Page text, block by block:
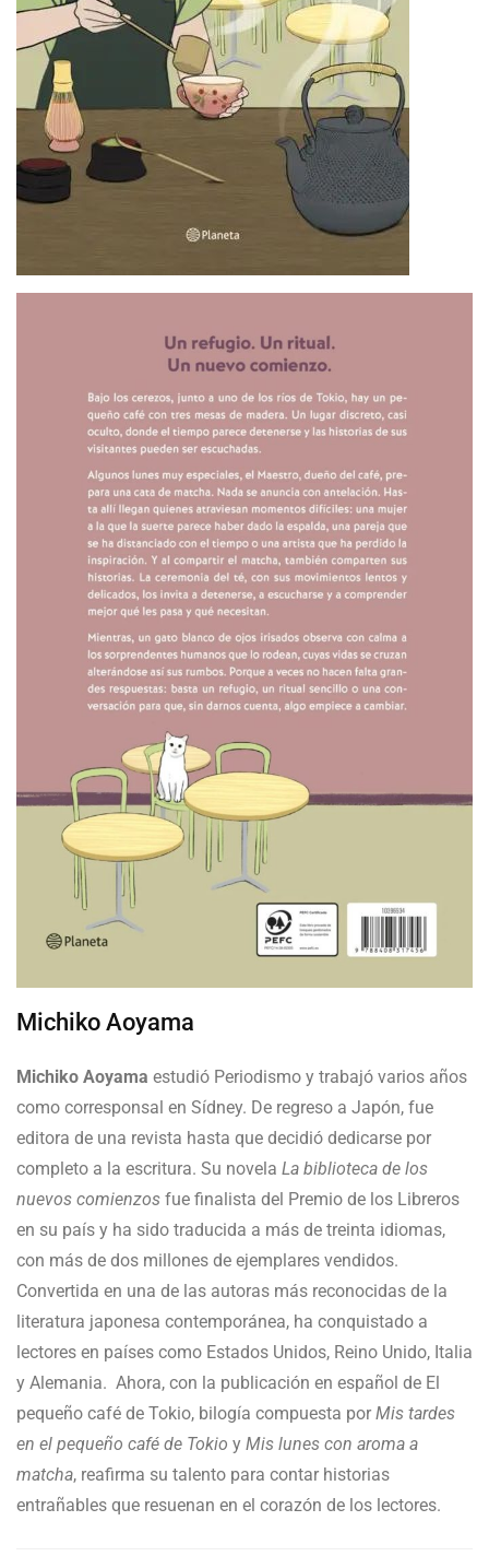
Michiko Aoyama
Michiko Aoyama estudió Periodismo y trabajó varios años
como corresponsal en Sídney. De regreso a Japón, fue
editora de una revista hasta que decidió dedicarse por
completo a la escritura. Su novela La biblioteca de los
nuevos comienzos fue finalista del Premio de los Libreros
en su país y ha sido traducida a más de treinta idiomas,
con más de dos millones de ejemplares vendidos.
Convertida en una de las autoras más reconocidas de la
literatura japonesa contemporánea, ha conquistado a
lectores en países como Estados Unidos, Reino Unido, Italia
y Alemania. Ahora, con la publicación en español de El
pequeño café de Tokio, bilogía compuesta por Mis tardes
en el pequeño café de Tokio y Mis lunes con aroma a
matcha, reafirma su talento para contar historias
entrañables que resuenan en el corazón de los lectores.